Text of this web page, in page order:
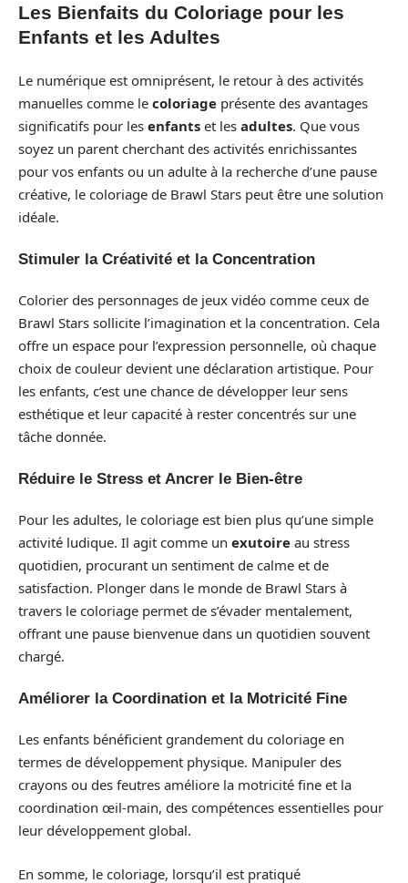
Les Bienfaits du Coloriage pour les
Enfants et les Adultes
Le numérique est omniprésent, le retour à des activités
manuelles comme le coloriage présente des avantages
significatifs pour les enfants et les adultes. Que vous
soyez un parent cherchant des activités enrichissantes
pour vos enfants ou un adulte à la recherche d’une pause
créative, le coloriage de Brawl Stars peut être une solution
idéale.
Stimuler la Créativité et la Concentration
Colorier des personnages de jeux vidéo comme ceux de
Brawl Stars sollicite l’imagination et la concentration. Cela
offre un espace pour l’expression personnelle, où chaque
choix de couleur devient une déclaration artistique. Pour
les enfants, c’est une chance de développer leur sens
esthétique et leur capacité à rester concentrés sur une
tâche donnée.
Réduire le Stress et Ancrer le Bien-être
Pour les adultes, le coloriage est bien plus qu’une simple
activité ludique. Il agit comme un exutoire au stress
quotidien, procurant un sentiment de calme et de
satisfaction. Plonger dans le monde de Brawl Stars à
travers le coloriage permet de s’évader mentalement,
offrant une pause bienvenue dans un quotidien souvent
chargé.
Améliorer la Coordination et la Motricité Fine
Les enfants bénéficient grandement du coloriage en
termes de développement physique. Manipuler des
crayons ou des feutres améliore la motricité fine et la
coordination œil-main, des compétences essentielles pour
leur développement global.
En somme, le coloriage, lorsqu’il est pratiqué